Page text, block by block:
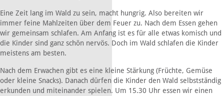
Eine Zeit lang im Wald zu sein, macht hungrig. Also bereiten wir
immer feine Mahlzeiten über dem Feuer zu. Nach dem Essen gehen
wir gemeinsam schlafen. Am Anfang ist es für alle etwas komisch und
die Kinder sind ganz schön nervös. Doch im Wald schlafen die Kinder
meistens am besten.
Nach dem Erwachen gibt es eine kleine Stärkung (Früchte, Gemüse
oder kleine Snacks). Danach dürfen die Kinder den Wald selbstständig
erkunden und miteinander spielen. Um 15.30 Uhr essen wir einen